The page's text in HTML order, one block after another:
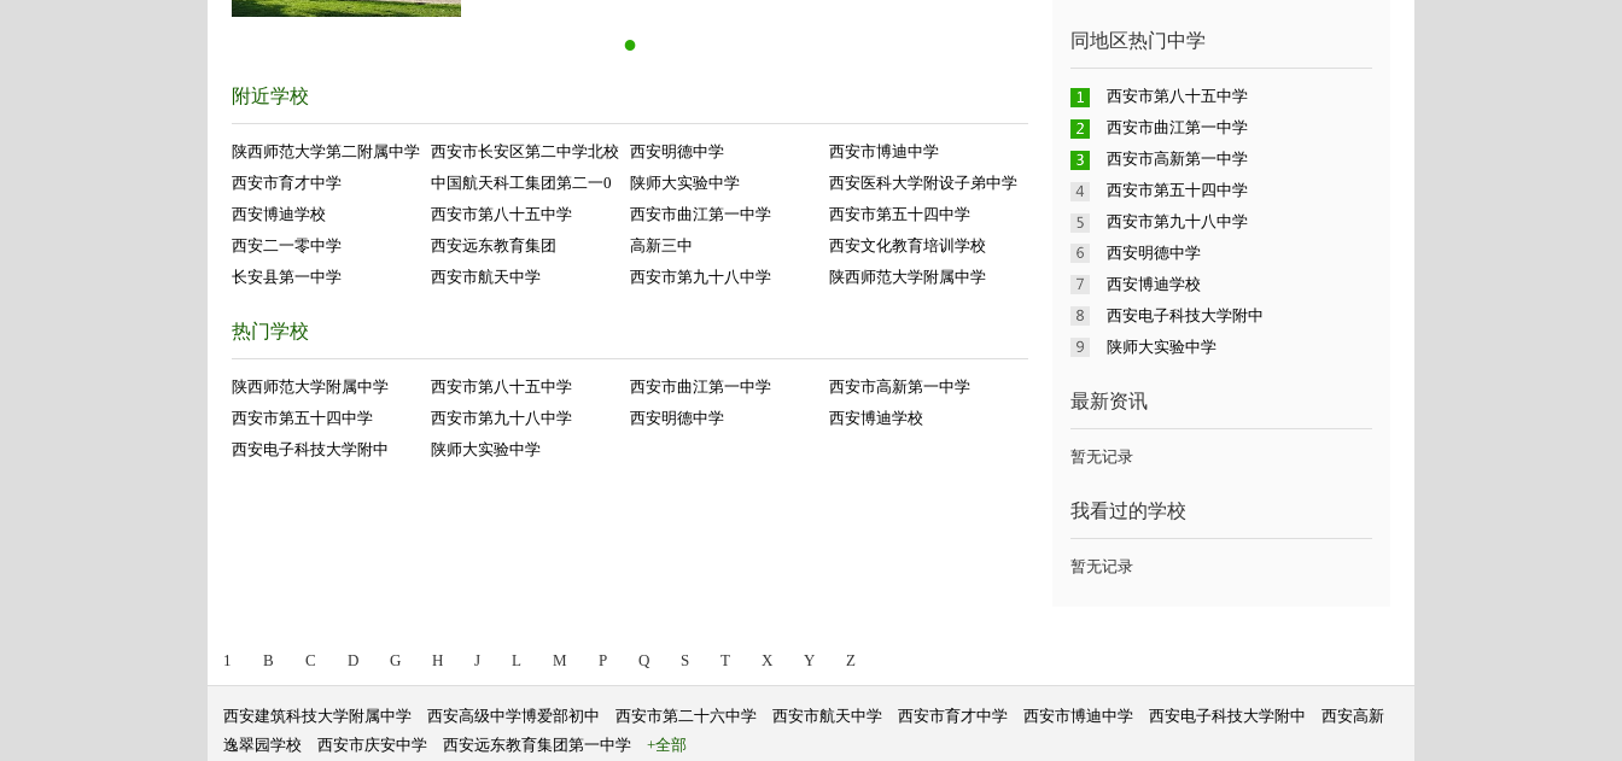
●
附近学校
陕西师范大学第二附属中学 西安市长安区第二中学北校 西安明德中学
西安市博迪中学
西安市育才中学
中国航天科工集团第二一0 陕师大实验中学
西安医科大学附设子弟中学
西安博迪学校
西安市第八十五中学 西安市曲江第一中学
西安市第五十四中学
西安二一零中学
西安远东教育集团 高新三中
西安文化教育培训学校
长安县第一中学
西安市航天中学 西安市第九十八中学 陕西师范大学附属中学
热门学校
陕西师范大学附属中学 西安市第八十五中学 西安市曲江第一中学
西安市高新第一中学
西安市第五十四中学
西安市第九十八中学 西安明德中学
西安博迪学校
西安电子科技大学附中
陕师大实验中学
同地区热门中学
西安市第八十五中学
西安市曲江第一中学
西安市高新第一中学
西安市第五十四中学
西安市第九十八中学
西安明德中学
西安博迪学校
西安电子科技大学附中
陕师大实验中学
最新资讯
暂无记录
我看过的学校
暂无记录
1 B C D G H J L M P Q S T X Y Z
西安建筑科技大学附属中学 西安高级中学博爱部初中 西安市第二十六中学 西安市航天中学 西安市育才中学 西安市博迪中学 西安电子科技大学附中
西安高新
逸翠园学校
西安市庆安中学 西安远东教育集团第一中学 +全部